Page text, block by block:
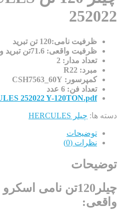
ظرفیت نامی:120 تن تبرید
ظرفیت واقعی: 71.6تن تبرید واقعی
تعداد مدار: 2
مبرد: R22
کمپرسور: CSH7563_60Y
تعداد فن: 6 عدد
252022 Y-120TON.pdf
چیلر HERCULES
توضیحات
نظرات (0)